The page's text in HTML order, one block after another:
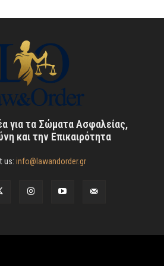
για τα Σώματα Ασφαλείας,
και την Επικαιρότητα
us: info@lawandorder.gr